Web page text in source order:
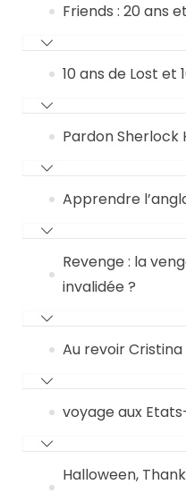
Friends : 20 ans
10 ans de Lost et
Pardon Sherlock
Apprendre
Revenge : la
invalidée ?
Au revoir Cristina
voyage aux
Halloween,